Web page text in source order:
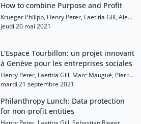
How to combine Purpose and Profit
Krueger Philipp, Henry Peter, Laetitia Gill, Alex
Edmans, Guido Bolliger, Jean-Pierre Danthine,
jeudi 20 mai 2021
L’Espace Tourbillon: un projet innovant
à Genève pour les entreprises sociales
Henry Peter, Laetitia Gill, Marc Maugué, Pierre-
Yves Tapponnier, David Hiler
mardi 21 septembre 2021
Philanthropy Lunch: Data protection
for non-profit entities